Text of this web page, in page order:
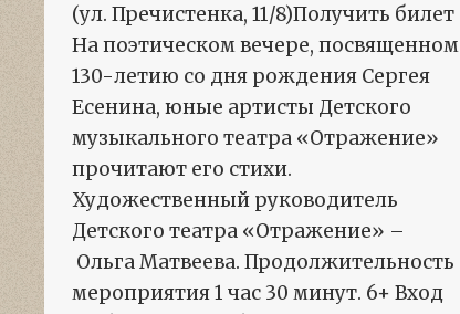
(ул. Пречистенка, 11/8)Получить билет
На поэтическом вечере, посвященном
130-летию со дня рождения Сергея
Есенина, юные артисты Детского
музыкального театра «Отражение»
прочитают его стихи.
Художественный руководитель
Детского театра «Отражение» –
Ольга Матвеева. Продолжительность
мероприятия 1 час 30 минут. 6+ Вход